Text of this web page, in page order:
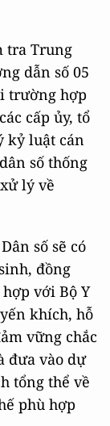
tra Trung
dẫn số 05
trường hợp
cấp ủy, tổ
kỷ luật cán
số thống
lý về
số sẽ có
đồng
với Bộ Y
khích, hỗ
vững chắc
đưa vào dự
tổng thể về
phù hợp